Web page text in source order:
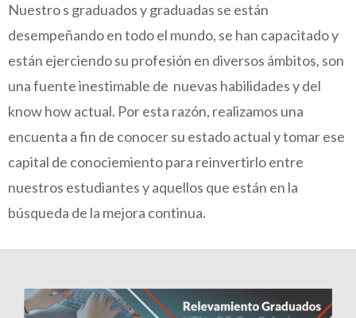
Nuestro s graduados y graduadas se están
desempeñando en todo el mundo, se han capacitado y
están ejerciendo su profesión en diversos ámbitos, son
una fuente inestimable de nuevas habilidades y del
know how actual. Por esta razón, realizamos una
encuenta a fin de conocer su estado actual y tomar ese
capital de conociemiento para reinvertirlo entre
nuestros estudiantes y aquellos que están en la
búsqueda de la mejora continua.